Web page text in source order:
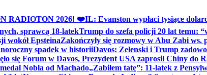
RADIOTON 2026! ❤️IL: Evanston wypłaci tysiące
sprawcą 18-latekTrump do szefa policji 20 lat temu:
wokół EpsteinaZakończyły się rozmowy w Abu Zabi
spadek w historiiDavos: Zełenski i Trump
się Forum w Davos, Prezydent USA zaprosił Chiny do
Nobla od Machado„Zabiłem tatę”: 11-latek z